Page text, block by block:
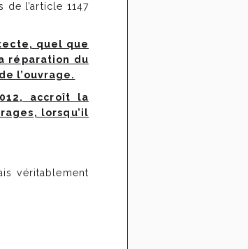
l’article 1147
quel que
réparation du
l’ouvrage.
accroît la
lorsqu’il
véritablement